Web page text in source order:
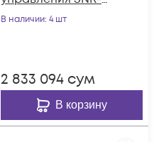
ERD-4s, металл
В наличии: 4 шт
2 833 094 сум
В корзину